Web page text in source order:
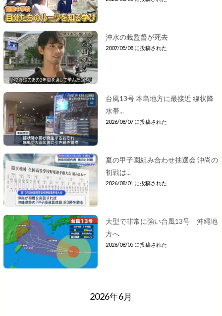
沖水の栽監督が死去
2007/05/08 に投稿された
台風13号 本島地方に最接近 線状降
水帯...
2026/08/07 に投稿された
夏の甲子園組み合わせ抽選会 沖尚の
初戦は...
2026/08/01 に投稿された
大型で非常に強い台風13号 沖縄地
方へ
2026/08/05 に投稿された
2026年6月